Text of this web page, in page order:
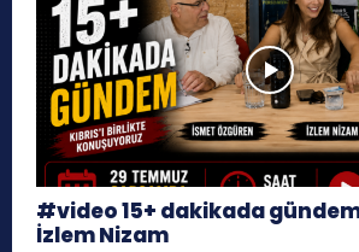
#video 15+ dakikada
İzlem Nizam